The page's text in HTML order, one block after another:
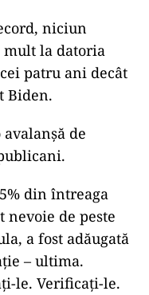
niciun
mult la datoria
patru ani decât
Biden.
de
din întreaga
nevoie de peste
a fost adăugată
– ultima.
le. Verificaţi-le.